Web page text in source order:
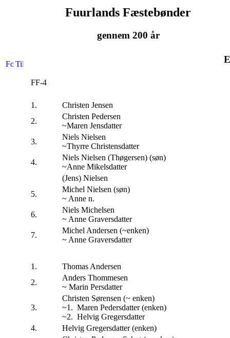
Fuurlands Fæstebønder
gennem 200 år
FF-4
1.
Christen Jensen
2.
Christen Pedersen
~Maren Jensdatter
3.
Niels Nielsen
~Thyrre Christensdatter
4.
Niels Nielsen (Thøgersen) (søn)
~Anne Mikelsdatter
(Jens) Nielsen
5.
Michel Nielsen (søn)
~ Anne n.
6.
Niels Michelsen
~ Anne Graversdatter
7.
Michel Andersen (~enken)
~ Anne Graversdatter
1.
Thomas Andersen
2.
Anders Thommesen
~ Marin Persdatter
3.
Christen Sørensen (~ enken)
~1. Maren Pedersdatter (enken)
~2. Helvig Gregersdatter
4.
Helvig Gregersdatter (enken)